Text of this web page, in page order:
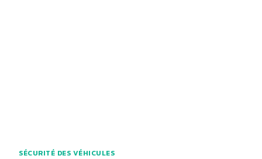
SÉCURITÉ DES VÉHICULES